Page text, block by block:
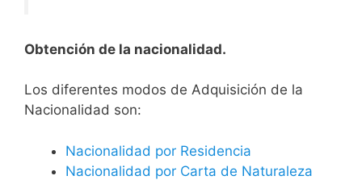
Obtención de la nacionalidad.
​​​Los diferentes modos de Adquisición de la
Nacionalidad son:
Nacionalidad por Residencia
Nacionalidad por Carta de Naturaleza